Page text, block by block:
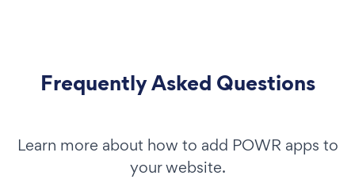
Frequently Asked Questions
Learn more about how to add POWR apps to
your website.